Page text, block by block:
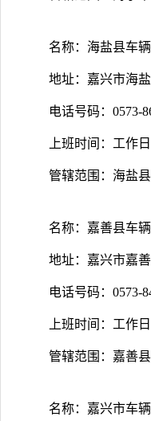
名称：海盐县车
地址：嘉兴市海
电话号码：0573-
上班时间：工作
管辖范围：海盐县
名称：嘉善县车
地址：嘉兴市嘉
电话号码：0573-
上班时间：工作
管辖范围：嘉善县
名称：嘉兴市车